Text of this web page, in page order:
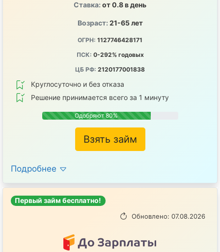
Ставка: от 0.8 в день
Возраст: 21-65 лет
ОГРН: 1127746428171
ПСК: 0-292% годовых
ЦБ РФ: 2120177001838
Круглосуточно и без отказа
Решение принимается всего за 1 минуту
Одобряют 80%
Взять займ
Подробнее
Первый займ бесплатно!
Обновлено: 07.08.2026